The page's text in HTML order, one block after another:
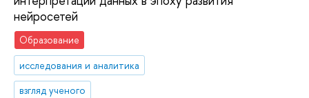
нейросетей
Образование
исследования и аналитика
взгляд ученого